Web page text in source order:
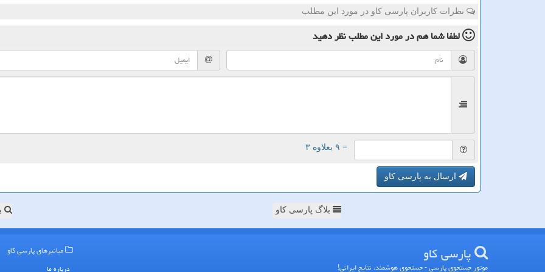
نظرات کاربران پارسی کاو در مورد این مطلب
لطفا شما همدر مورد این مطلبنظر دهید
= ۹ بعلاوه ۳
ارسال به پارسی کاو
بلاگ پارسی کاو
پارسی كاو
موتور جستجوی پارسی - جستجوی هوشمند، نتایج ایرانی!
میانبرهای پارسی كاو
درباره ما